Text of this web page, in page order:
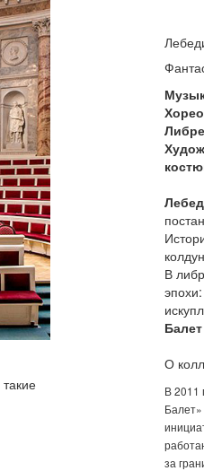
В
О
В 2011
за